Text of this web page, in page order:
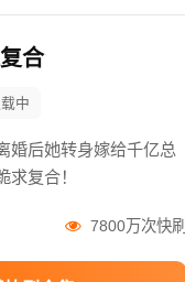
合
中
婚后她转身嫁给千亿总
求复合！
7800万次快刷